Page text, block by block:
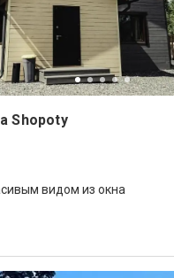
Shopoty
видом из окна